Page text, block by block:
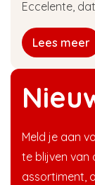
Meld je aan
te blijven van
assortiment,
Eccelente,
Lees meer